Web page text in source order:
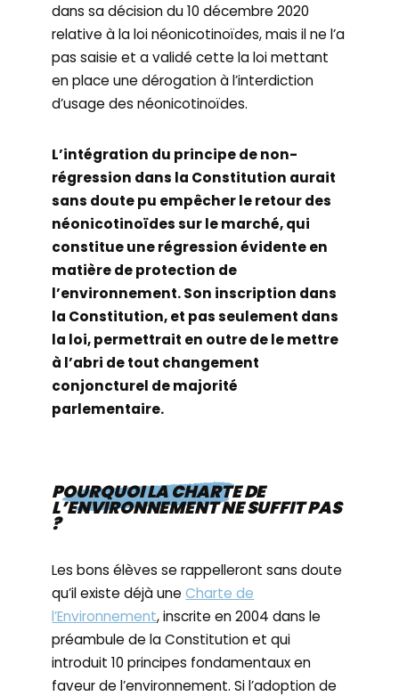
dans sa décision du 10 décembre 2020
relative à la loi néonicotinoïdes, mais il ne l’a
pas saisie et a validé cette la loi mettant
en place une dérogation à l’interdiction
d’usage des néonicotinoïdes.
L’intégration du principe de non-
régression dans la Constitution aurait
sans doute pu empêcher le retour des
néonicotinoïdes sur le marché, qui
constitue une régression évidente en
matière de protection de
l’environnement. Son inscription dans
la Constitution, et pas seulement dans
la loi, permettrait en outre de le mettre
à l’abri de tout changement
conjoncturel de majorité
parlementaire.
POURQUOI LA CHARTE DE
L’ENVIRONNEMENT NE SUFFIT PAS
?
Les bons élèves se rappelleront sans doute
qu’il existe déjà uneCharte de
l’Environnement, inscrite en 2004 dans le
préambule de la Constitution et qui
introduit 10 principes fondamentaux en
faveur de l’environnement. Si l’adoption de